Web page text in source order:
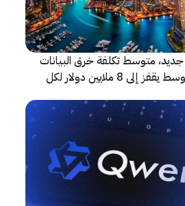
جديد، متوسط تكلفة خرق البيانات
في الشرق الأوسط يقفز إلى 8 ملايين دولار لكل